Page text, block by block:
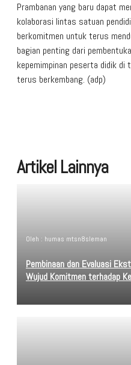
Prambanan yang baru dapat
kolaborasi lintas satuan
berkomitmen untuk terus
bagian penting dari
kepemimpinan peserta didik di
terus berkembang. (adp)
Artikel Lainnya
Oleh : humas mtsn8sleman
Pembinaan dan Evaluasi
Wujud Komitmen terhadap